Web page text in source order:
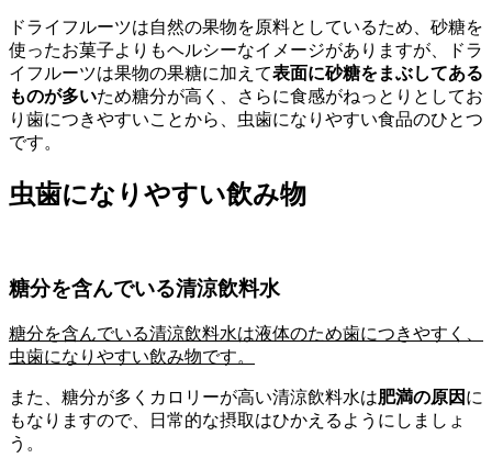
ドライフルーツは自然の果物を原料としているため、砂糖を
使ったお菓子よりもヘルシーなイメージがありますが、ドラ
イフルーツは果物の果糖に加えて表面に砂糖をまぶしてある
ものが多いため糖分が高く、さらに食感がねっとりとしてお
り歯につきやすいことから、虫歯になりやすい食品のひとつ
です。
虫歯になりやすい飲み物
糖分を含んでいる清涼飲料水
糖分を含んでいる清涼飲料水は液体のため歯につきやすく、
虫歯になりやすい飲み物です。
また、糖分が多くカロリーが高い清涼飲料水は肥満の原因 に
もなりますので、日常的な摂取はひかえるようにしましょ
う。